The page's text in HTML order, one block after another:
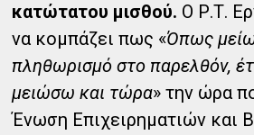
κατώτατου μισθού. Ο Ρ.Τ.
να κομπάζει πως «Όπως
πληθωρισμό στο παρελθόν,
μειώσω και τώρα» την ώρα
Ένωση Επιχειρηματιών και